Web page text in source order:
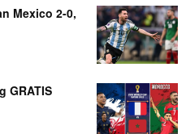
Mexico 2-0,
GRATIS